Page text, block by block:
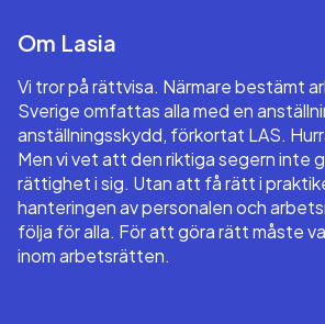
Om Lasia
Vi tror på rättvisa. Närmare bestämt
Sverige omfattas alla med en
anställningsskydd, förkortat LAS.
Men vi vet att den riktiga segern inte
rättighet i sig. Utan att få rätt i
hanteringen av personalen och
följa för alla. För att göra rätt måste
inom arbetsrätten.